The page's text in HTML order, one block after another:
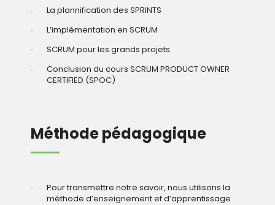
La plannification des SPRINTS
L’implémentation en SCRUM
SCRUM pour les grands projets
Conclusion du cours SCRUM PRODUCT OWNER
CERTIFIED (SPOC)
Méthode pédagogique
Pour transmettre notre savoir, nous utilisons la
méthode d’enseignement et d’apprentissage